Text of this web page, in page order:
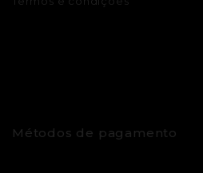
Métodos de pagamento